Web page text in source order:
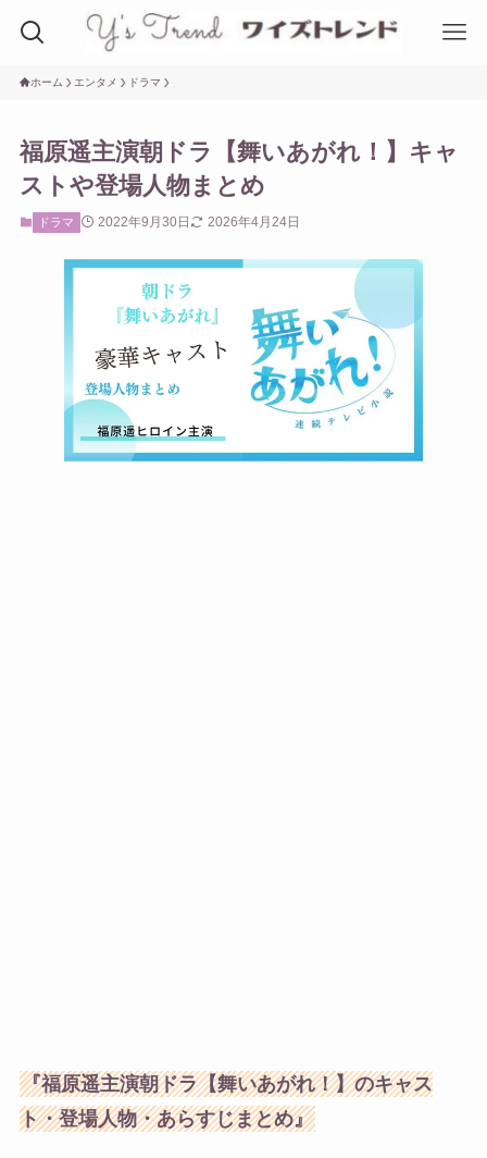
ホーム エンタメ ドラマ
福原遥主演朝ドラ【舞いあがれ！】キャ
ストや登場人物まとめ
ドラマ 2022年9月30日 2026年4月24日
『福原遥主演朝ドラ【舞いあがれ！】のキャス
ト・登場人物・あらすじまとめ』